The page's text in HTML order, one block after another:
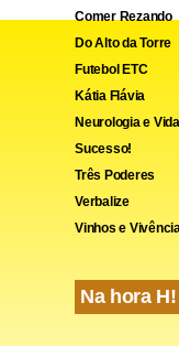
Comer Rezando
Do Alto da Torre
Futebol ETC
Kátia Flávia
Neurologia e
Sucesso!
Três Poderes
Verbalize
Vinhos e
Na hora H!